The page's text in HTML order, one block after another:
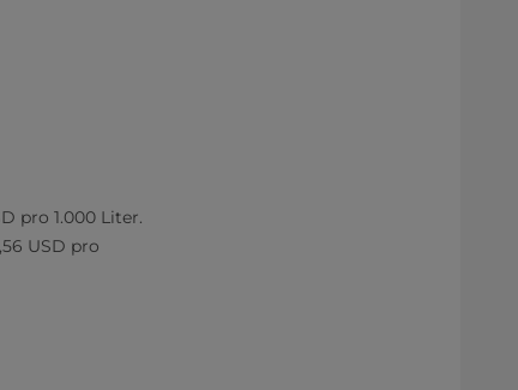
pro 1.000 Liter.
USD pro